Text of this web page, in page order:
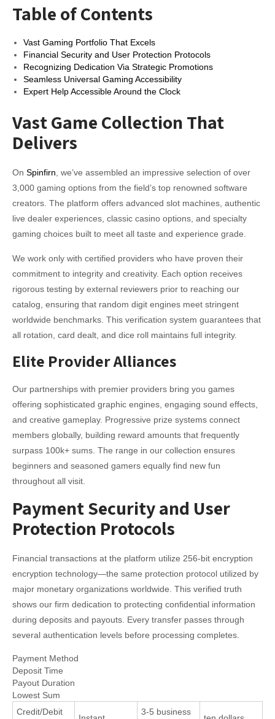
Table of Contents
Vast Gaming Portfolio That Excels
Financial Security and User Protection Protocols
Recognizing Dedication Via Strategic Promotions
Seamless Universal Gaming Accessibility
Expert Help Accessible Around the Clock
Vast Game Collection That
Delivers
On Spinfirn, we’ve assembled an impressive selection of over
3,000 gaming options from the field’s top renowned software
creators. The platform offers advanced slot machines, authentic
live dealer experiences, classic casino options, and specialty
gaming choices built to meet all taste and experience grade.
We work only with certified providers who have proven their
commitment to integrity and creativity. Each option receives
rigorous testing by external reviewers prior to reaching our
catalog, ensuring that random digit engines meet stringent
worldwide benchmarks. This verification system guarantees that
all rotation, card dealt, and dice roll maintains full integrity.
Elite Provider Alliances
Our partnerships with premier providers bring you games
offering sophisticated graphic engines, engaging sound effects,
and creative gameplay. Progressive prize systems connect
members globally, building reward amounts that frequently
surpass 100k+ sums. The range in our collection ensures
beginners and seasoned gamers equally find new fun
throughout all visit.
Payment Security and User
Protection Protocols
Financial transactions at the platform utilize 256-bit encryption
encryption technology—the same protection protocol utilized by
major monetary organizations worldwide. This verified truth
shows our firm dedication to protecting confidential information
during deposits and payouts. Every transfer passes through
several authentication levels before processing completes.
Payment Method
Deposit Time
Payout Duration
Lowest Sum
Credit/Debit
3-5 business